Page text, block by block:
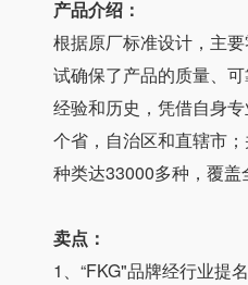
产品介绍：
根据原厂标准设计，主
试确保了产品的质量、
经验和历史，凭借自身
个省，自治区和直辖市
种类达33000多种，覆盖
卖点：
1、“FKG"品牌经行业提